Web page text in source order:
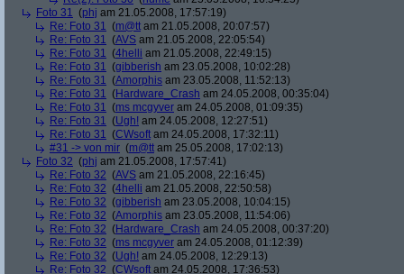
Foto 31 (phj am 21.05.2008, 17:57:19)
Re: Foto 31 (m@tt am 21.05.2008, 20:07:57)
Re: Foto 31 (AVS am 21.05.2008, 22:05:54)
Re: Foto 31 (4helli am 21.05.2008, 22:49:15)
Re: Foto 31 (gibberish am 23.05.2008, 10:02:28)
Re: Foto 31 (Amorphis am 23.05.2008, 11:52:13)
Re: Foto 31 (Hardware_Crash am 24.05.2008, 00:35:04)
Re: Foto 31 (ms mcgyver am 24.05.2008, 01:09:35)
Re: Foto 31 (Ugh! am 24.05.2008, 12:27:51)
Re: Foto 31 (CWsoft am 24.05.2008, 17:32:11)
#31 -> von mir (m@tt am 25.05.2008, 17:02:13)
Foto 32 (phj am 21.05.2008, 17:57:41)
Re: Foto 32 (AVS am 21.05.2008, 22:16:45)
Re: Foto 32 (4helli am 21.05.2008, 22:50:58)
Re: Foto 32 (gibberish am 23.05.2008, 10:04:15)
Re: Foto 32 (Amorphis am 23.05.2008, 11:54:06)
Re: Foto 32 (Hardware_Crash am 24.05.2008, 00:37:20)
Re: Foto 32 (ms mcgyver am 24.05.2008, 01:12:39)
Re: Foto 32 (Ugh! am 24.05.2008, 12:29:13)
Re: Foto 32 (CWsoft am 24.05.2008, 17:36:53)